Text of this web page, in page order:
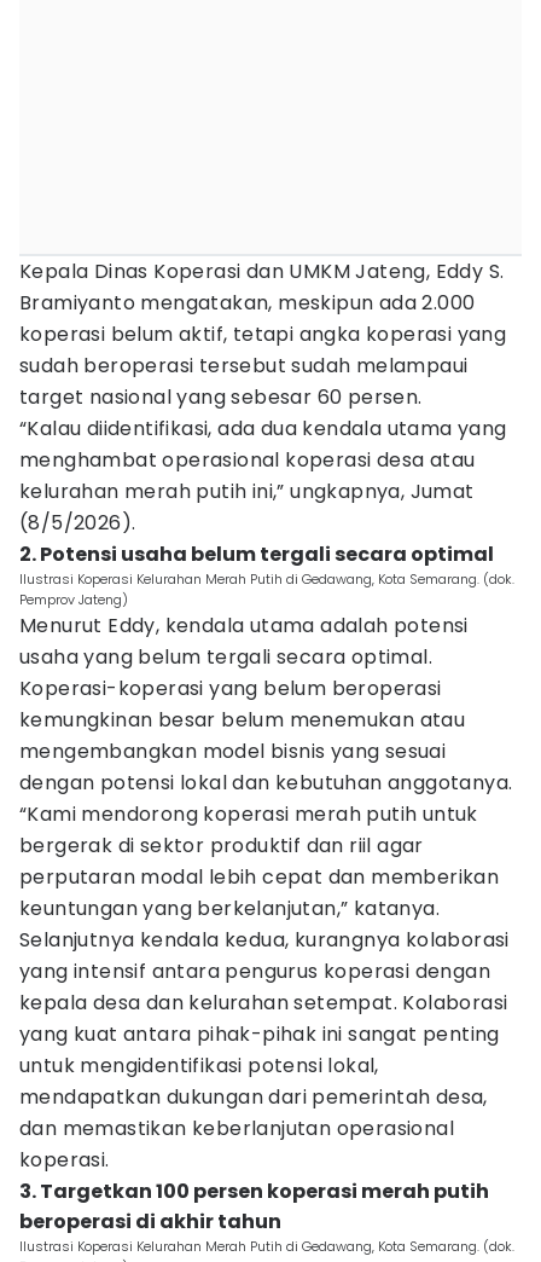
Kepala Dinas Koperasi dan UMKM Jateng, Eddy S.
Bramiyanto mengatakan, meskipun ada 2.000
koperasi belum aktif, tetapi angka koperasi yang
sudah beroperasi tersebut sudah melampaui
target nasional yang sebesar 60 persen.
“Kalau diidentifikasi, ada dua kendala utama yang
menghambat operasional koperasi desa atau
kelurahan merah putih ini,” ungkapnya, Jumat
(8/5/2026).
2. Potensi usaha belum tergali secara optimal
Ilustrasi Koperasi Kelurahan Merah Putih di Gedawang, Kota Semarang. (dok.
Pemprov Jateng)
Menurut Eddy, kendala utama adalah potensi
usaha yang belum tergali secara optimal.
Koperasi-koperasi yang belum beroperasi
kemungkinan besar belum menemukan atau
mengembangkan model bisnis yang sesuai
dengan potensi lokal dan kebutuhan anggotanya.
“Kami mendorong koperasi merah putih untuk
bergerak di sektor produktif dan riil agar
perputaran modal lebih cepat dan memberikan
keuntungan yang berkelanjutan,” katanya.
Selanjutnya kendala kedua, kurangnya kolaborasi
yang intensif antara pengurus koperasi dengan
kepala desa dan kelurahan setempat. Kolaborasi
yang kuat antara pihak-pihak ini sangat penting
untuk mengidentifikasi potensi lokal,
mendapatkan dukungan dari pemerintah desa,
dan memastikan keberlanjutan operasional
koperasi.
3. Targetkan 100 persen koperasi merah putih
beroperasi di akhir tahun
Ilustrasi Koperasi Kelurahan Merah Putih di Gedawang, Kota Semarang. (dok.